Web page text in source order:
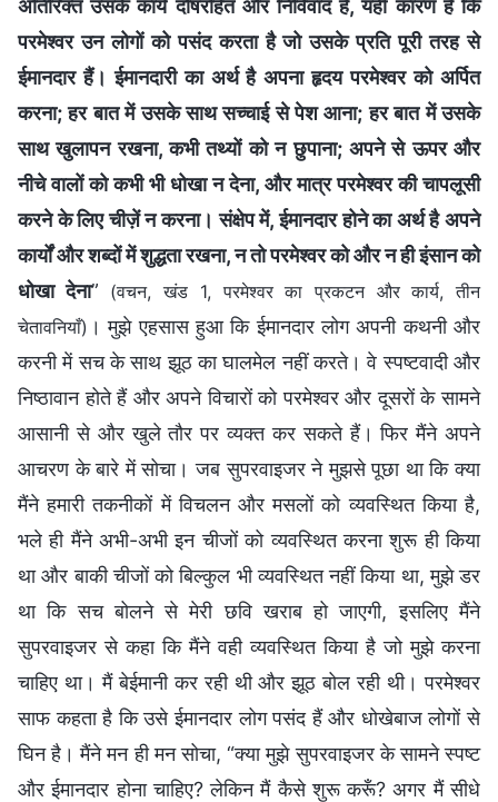
अतिरिक्त उसके कार्य दोषरहित और निर्विवाद हैं, यही कारण है कि
परमेश्वर उन लोगों को पसंद करता है जो उसके प्रति पूरी तरह से
ईमानदार हैं। ईमानदारी का अर्थ है अपना हृदय परमेश्वर को अर्पित
करना; हर बात में उसके साथ सच्चाई से पेश आना; हर बात में उसके
साथ खुलापन रखना, कभी तथ्यों को न छुपाना; अपने से ऊपर और
नीचे वालों को कभी भी धोखा न देना, और मात्र परमेश्वर की चापलूसी
करने के लिए चीज़ें न करना। संक्षेप में, ईमानदार होने का अर्थ है अपने
कार्यों और शब्दों में शुद्धता रखना, न तो परमेश्वर को और न ही इंसान को
धोखा देना” (वचन, खंड 1, परमेश्वर का प्रकटन और कार्य, तीन
चेतावनियाँ) । मुझे एहसास हुआ कि ईमानदार लोग अपनी कथनी और
करनी में सच के साथ झूठ का घालमेल नहीं करते। वे स्पष्टवादी और
निष्ठावान होते हैं और अपने विचारों को परमेश्वर और दूसरों के सामने
आसानी से और खुले तौर पर व्यक्त कर सकते हैं। फिर मैंने अपने
आचरण के बारे में सोचा। जब सुपरवाइजर ने मुझसे पूछा था कि क्या
मैंने हमारी तकनीकों में विचलन और मसलों को व्यवस्थित किया है,
भले ही मैंने अभी-अभी इन चीजों को व्यवस्थित करना शुरू ही किया
था और बाकी चीजों को बिल्कुल भी व्यवस्थित नहीं किया था, मुझे डर
था कि सच बोलने से मेरी छवि खराब हो जाएगी, इसलिए मैंने
सुपरवाइजर से कहा कि मैंने वही व्यवस्थित किया है जो मुझे करना
चाहिए था। मैं बेईमानी कर रही थी और झूठ बोल रही थी। परमेश्वर
साफ कहता है कि उसे ईमानदार लोग पसंद हैं और धोखेबाज लोगों से
घिन है। मैंने मन ही मन सोचा, “क्या मुझे सुपरवाइजर के सामने स्पष्ट
और ईमानदार होना चाहिए? लेकिन मैं कैसे शुरू करूँ? अगर मैं सीधे